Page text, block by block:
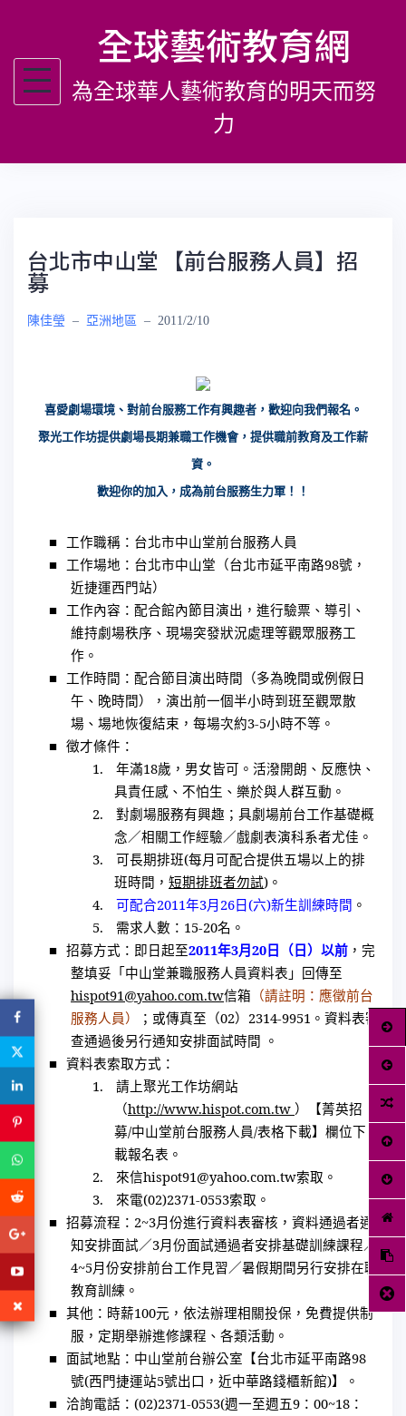
主
全球藝術教育網
為全球華人藝術教育的明天而努
力
台北市中山堂 【前台服務人員】招
募
陳佳瑩 – 亞洲地區 – 2011/2/10
喜愛劇場環境、對前台服務工作有興趣者，歡迎向我們報名 。
聚光工作坊提供劇場長期兼職工作機會，提供職前教育及工作薪
資。
歡迎你的加入，成為前台服務生力軍！！
■ 工作職稱：台北市中山堂前台服務人員
■ 工作場地：台北市中山堂（台北市延平南路98號，
近捷運西門站）
■ 工作內容：配合館內節目演出，進行驗票、導引、
維持劇場秩序、現場突發狀況處理等觀眾服務工
作。
■ 工作時間：配合節目演出時間（多為晚間或例假日
午、晚時間），演出前一個半小時到班至觀眾散
場、場地恢復結束，每場次約3-5小時不等。
■ 徵才條件：
1.
年滿18歲，男女皆可。活潑開朗、反應快、
具責任感、不怕生、樂於與人群互動。
2.
對劇場服務有興趣；具劇場前台工作基礎概
念／相關工作經驗／戲劇表演科系者尤佳。
3.
可長期排班(每月可配合提供五場以上的排
班時間， 短期排班者勿試) 。
4.
可配合2011年3月26日(六)新生訓練時間 。
5.
需求人數： 15-20名。
■ 招募方式：即日起至2011年3月20日（日）以前 ，完
整填妥「中山堂兼職服務人員資料表」回傳至
hispot91@yahoo.com.tw信箱 （請註明：應徵前台
服務人員）
；或傳真至（02） 2314-9951 。資料表審
查通過後另行通知安排面試時間 。
■ 資料表索取方式：
1.
請上聚光工作坊網站
（http://www.hispot.com.tw ）【菁英招
募/中山堂前台服務人員/表格下載】欄位下
載報名表。
2.
來信hispot91@yahoo.com.tw索取。
3.
來電(02)2371-0553索取。
■ 招募流程：2~3月份進行資料表審核，資料通過者通
知安排面試／3月份面試通過者安排基礎訓練課程／
4~5月份安排前台工作見習／暑假期間另行安排在職
教育訓練。
■ 其他：時薪100元，依法辦理相關投保，免費提供制
服，定期舉辦進修課程、各類活動。
■ 面試地點：中山堂前台辦公室【台北市延平南路98
號(西門捷運站5號出口，近中華路錢櫃新館)】。
■ 洽詢電話：(02)2371-0553(週一至週五9 ：00~18 ：